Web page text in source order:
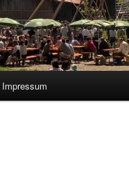
Impressum